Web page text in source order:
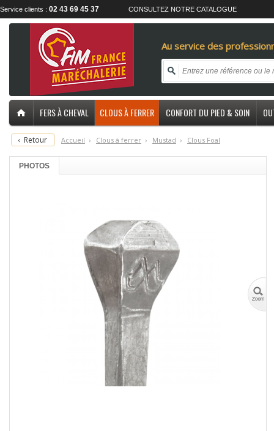
Service clients : 02 43 69 45 37 CONSULTEZ NOTRE CATALOGUE
Au service des
FERS À CHEVAL CLOUS À FERRER CONFORT DU PIED & SOIN
‹ Retour Accueil › Clous à ferrer › Mustad › Clous Foal
PHOTOS